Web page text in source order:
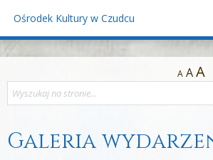
Ośrodek Kultury w Czudcu
A AA
Galeria